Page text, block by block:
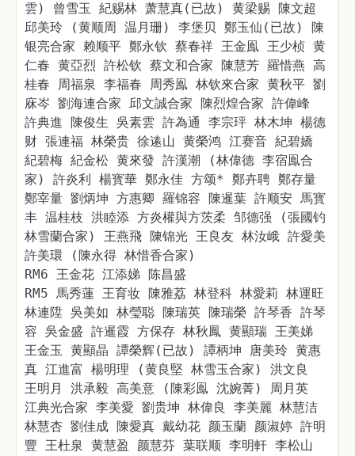
雲) 曾雪玉 紀赐林 萧慧真(已故) 黄梁赐 陳文超
邱美玲 (黄顺周 温月珊) 李堡贝 鄭玉仙(已故) 陳
银亮合家 赖顺平 鄭永钦 蔡春祥 王金鳯 王少桢 黄
仁春 黄亞烈 許松钦 蔡文和合家 陳慧芳 羅惜燕 高
桂春 周福泉 李福春 周秀鳯 林钦來合家 黄秋平 劉
庥岑 劉海連合家 邱文誠合家 陳烈煌合家 許偉峰
許典進 陳俊生 吳素雲 許為通 李宗玶 林木坤 楊德
财 張連福 林榮贵 徐逺山 黄榮鸿 江赛音 紀碧嬌
紀碧梅 紀金松 黄來發 許漢潮 (林偉德 李宿鳯合
家) 許炎利 楊寳華 鄭永佳 方颂* 鄭卉聘 鄭存量
鄭宰量 劉炳坤 方惠卿 羅锦容 陳暹葉 許顺安 馬寳
丰 温桂枝 洪睦添 方炎權與方茨柔 邹德强 (張國钓
林雪蘭合家) 王燕飛 陳锦光 王良友 林汝峨 許愛美
許美環 (陳永得 林惜香合家)
RM6 王金花 江添娣 陈昌盛
RM5 馬秀蓮 王育妆 陳雅荔 林登科 林愛莉 林運旺
林連陞 吳美如 林瑩聪 陳瑞英 陳瑞榮 許琴香 許琴
容 吳金盛 許暹霞 方保存 林秋鳳 黄顯瑞 王美娣
王金玉 黄顯晶 譚榮辉(已故) 譚柄坤 唐美玲 黄惠
真 江進富 楊明理 (黄良堅 林雪玉合家) 洪文良
王明月 洪承毅 高美意 (陳彩鳯 沈婉菁) 周月英
江典光合家 李美愛 劉贵坤 林偉良 李美麗 林慧洁
林慧杏 劉佳成 陳愛真 戴幼花 颜玉蘭 颜淑婷 許明
豐 王杜泉 黄慧盈 颜慧芬 葉联顺 李明軒 李松山